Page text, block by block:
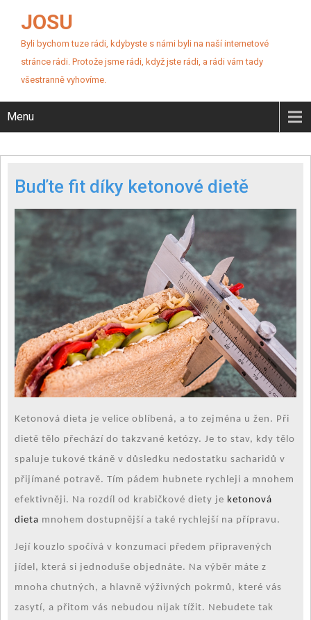
JOSU
Byli bychom tuze rádi, kdybyste s námi byli na naší internetové
stránce rádi. Protože jsme rádi, když jste rádi, a rádi vám tady
všestranně vyhovíme.
Menu
Buďte fit díky ketonové dietě
Ketonová dieta je velice oblíbená, a to zejména u žen. Při
dietě tělo přechází do takzvané ketózy. Je to stav, kdy tělo
spaluje tukové tkáně v důsledku nedostatku sacharidů v
přijímané potravě. Tím pádem hubnete rychleji a mnohem
efektivněji. Na rozdíl od krabičkové diety je ketonová
dieta mnohem dostupnější a také rychlejší na přípravu.
Její kouzlo spočívá v konzumaci předem připravených
jídel, která si jednoduše objednáte. Na výběr máte z
mnoha chutných, a hlavně výživných pokrmů, které vás
zasytí, a přitom vás nebudou nijak tížit. Nebudete tak